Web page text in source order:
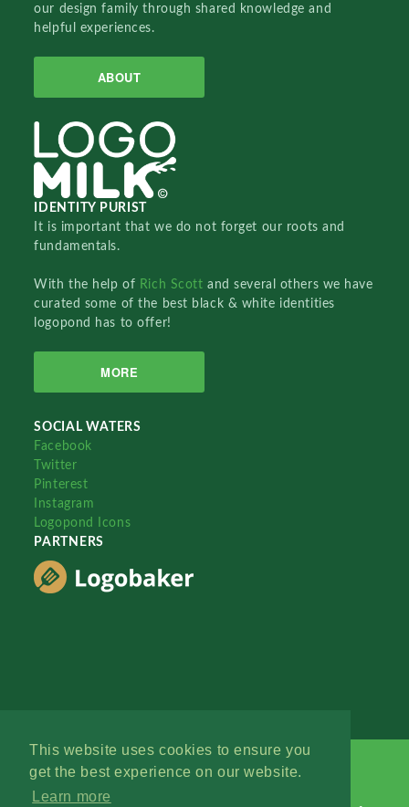
This website uses cookies to ensure you
get the best experience on our website.
Learn more
our design family through shared knowledge and
helpful experiences.
ABOUT
IDENTITY PURIST
It is important that we do not forget our roots and
fundamentals.
With the help of Rich Scottand several others we have
curated some of the best black & white identities
logopond has to offer!
MORE
SOCIAL WATERS
Facebook
Twitter
Pinterest
Instagram
Logopond Icons
PARTNERS